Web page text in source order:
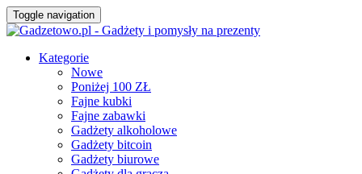
Toggle navigation
Kategorie
Nowe
Poniżej 100 ZŁ
Fajne kubki
Fajne zabawki
Gadżety alkoholowe
Gadżety bitcoin
Gadżety biurowe